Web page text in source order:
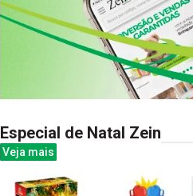
Especial de Natal Zein
Veja mais